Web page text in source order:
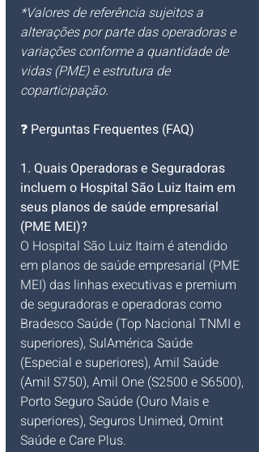
*Valores de referência sujeitos a
alterações por parte das operadoras e
variações conforme a quantidade de
vidas (PME) e estrutura de
coparticipação.
❓ Perguntas Frequentes (FAQ)
1. Quais Operadoras e Seguradoras
incluem o Hospital São Luiz Itaim em
seus planos de saúde empresarial
(PME MEI)?
O Hospital São Luiz Itaim é atendido
em planos de saúde empresarial (PME
MEI) das linhas executivas e premium
de seguradoras e operadoras como
Bradesco Saúde (Top Nacional TNMI e
superiores), SulAmérica Saúde
(Especial e superiores), Amil Saúde
(Amil S750), Amil One (S2500 e S6500),
Porto Seguro Saúde (Ouro Mais e
superiores), Seguros Unimed, Omint
Saúde e Care Plus.